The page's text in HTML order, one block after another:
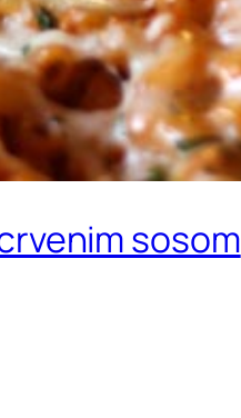
sosom